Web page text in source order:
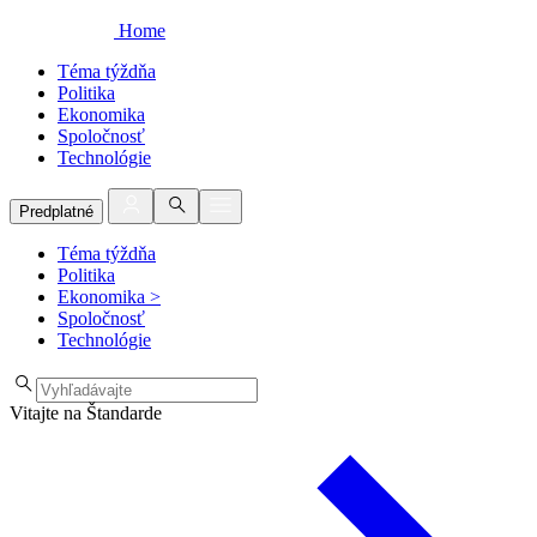
Home
Téma týždňa
Politika
Ekonomika
Spoločnosť
Technológie
Predplatné
Téma týždňa
Politika
Ekonomika >
Spoločnosť
Technológie
Vitajte na Štandarde